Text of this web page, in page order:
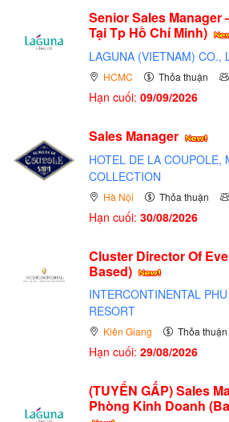
Senior Sales Manager
Tại Tp Hồ Chí Minh)
LAGUNA (VIETNAM) CO.,
HCMC Thỏa thuận
Hạn cuối: 09/09/2026
Sales Manager
HOTEL DE LA COUPOLE,
COLLECTION
Hà Nội Thỏa thuận
Hạn cuối: 30/08/2026
Cluster Director Of
Based)
INTERCONTINENTAL
RESORT
Kiên Giang Thỏa thuận
Hạn cuối: 29/08/2026
(TUYỂN GẤP)Sales
Phòng Kinh Doanh